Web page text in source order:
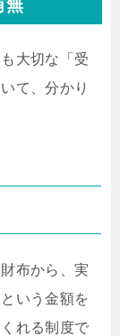
無
大切な「受
て、分かり
布から、実
いう金額を
れる制度で